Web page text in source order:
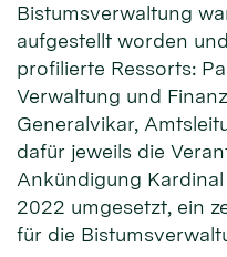
Bistumsverwaltung
aufgestellt worden
profilierte Ressorts:
Verwaltung und
Generalvikar,
dafür jeweils die
Ankündigung
2022 umgesetzt, ein
für die